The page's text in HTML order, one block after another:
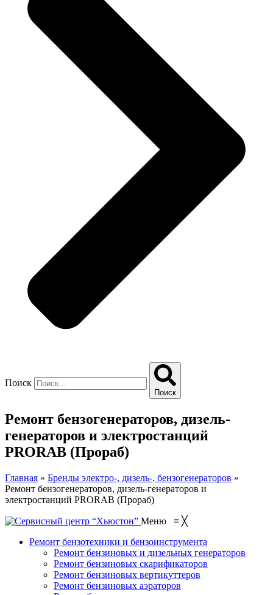
Поиск
Поиск
Ремонт бензогенераторов, дизель-
генераторов и электростанций
PRORAB (Прораб)
Главная » Бренды электро-, дизель-, бензогенераторов »
Ремонт бензогенераторов, дизель-генераторов и
электростанций PRORAB (Прораб)
Меню ≡ ╳
Ремонт бензотехники и бензоинструмента
Ремонт бензиновых и дизельных генераторов
Ремонт бензиновых скарификаторов
Ремонт бензиновых вертикуттеров
Ремонт бензиновых аэраторов